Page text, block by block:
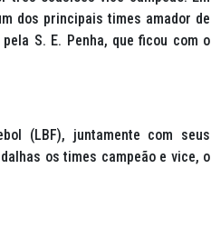
dos principais times amador de
S. E. Penha, que ficou com o
(LBF), juntamente com seus
os times campeão e vice, o